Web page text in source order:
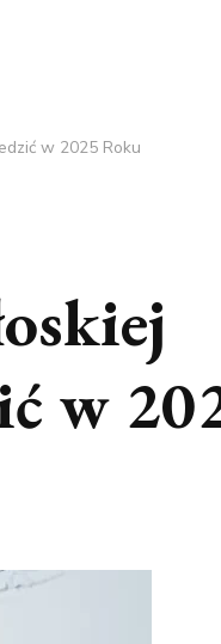
w 2025 Roku
w